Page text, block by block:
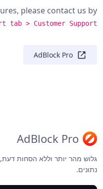
please contact us by
tab > Customer Support
AdBlock Pro
AdBlock Pro
גלוש מהר יותר וללא הסחות
נתונים.